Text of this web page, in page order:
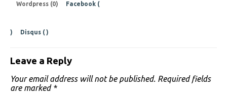
Wordpress (0) Facebook (
) Disqus ( )
Leave a Reply
Your email address will not be published. Required fields
are marked *